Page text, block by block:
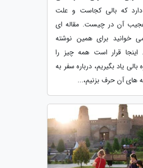
دارد که بالی کجاست و علت
آن در چیست. مقاله ای
خوانید برای همین نوشته
قرار است همه چیز را
بالی یاد بگیریم، درباره سفر به
های آن حرف بزنیم،...